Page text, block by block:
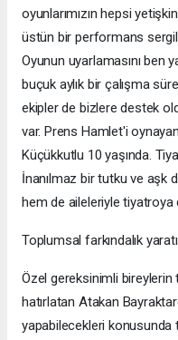
oyunlarımızın hepsi
üstün bir performans
Oyunun uyarlamasını ben
buçuk aylık bir çalışma
ekipler de bizlere destek
var. Prens Hamlet'i
Küçükkutlu 10 yaşında.
İnanılmaz bir tutku ve aşk
hem de aileleriyle tiyatroya
Toplumsal farkındalık
Özel gereksinimli
hatırlatan Atakan
yapabilecekleri konusunda